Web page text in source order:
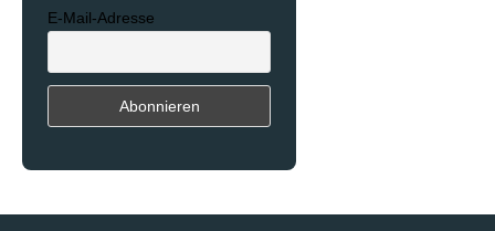
E-Mail-Adresse